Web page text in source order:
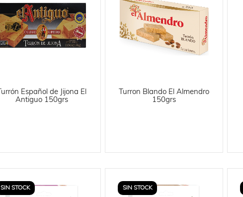
Turrón Español de Jijona El
Antiguo 150grs
Turron Blando El Almendro
150grs
SIN STOCK SIN STOCK